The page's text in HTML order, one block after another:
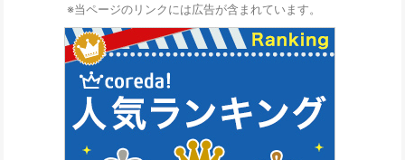
※当ページのリンクには広告が含まれています。